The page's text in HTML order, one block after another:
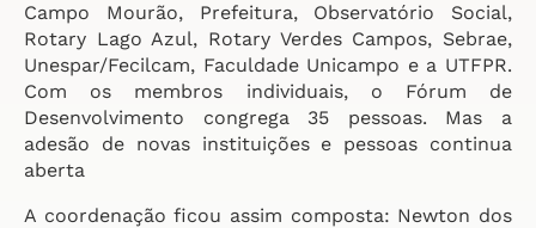
Campo Mourão, Prefeitura, Observatório Social,
Rotary Lago Azul, Rotary Verdes Campos, Sebrae,
Unespar/Fecilcam, Faculdade Unicampo e a UTFPR.
Com os membros individuais, o Fórum de
Desenvolvimento congrega 35 pessoas. Mas a
adesão de novas instituições e pessoas continua
aberta
A coordenação ficou assim composta: Newton dos